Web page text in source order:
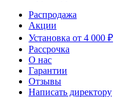
Распродажа
Акции
Установка от 4 000 ₽
Рассрочка
О нас
Гарантии
Отзывы
Написать директору